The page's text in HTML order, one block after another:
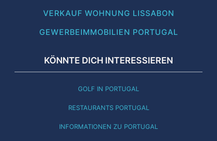
VERKAUF WOHNUNG LISSABON
GEWERBEIMMOBILIEN PORTUGAL
KÖNNTE DICH INTERESSIEREN
GOLF IN PORTUGAL
RESTAURANTS PORTUGAL
INFORMATIONEN ZU PORTUGAL